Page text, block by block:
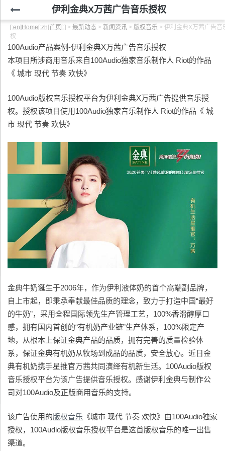
伊利金典X万茜广告音乐授权
[:en]Home[:zh]首页[:] > 最新动态 > 新闻资讯 > 版权音乐 > 伊利金典X万茜广告音
权
100Audio产品案例-伊利金典X万茜广告音乐授权
本项目所涉商用音乐来自100Audio独家音乐制作人 Riot的作品
《 城市 现代 节奏 欢快》
100Audio版权音乐授权平台为伊利金典X万茜广告提供音乐授
权。授权该项目使用100Audio独家音乐制作人 Riot的作品《 城
市 现代 节奏 欢快》
金典牛奶诞生于2006年，作为伊利液体奶的首个高端副品牌，
自上市起，即秉承奉献最佳品质的理念，致力于打造中国“最好
的牛奶”，采用全程国际领先生产管理工艺，100%香滑醇厚口
感，拥有国内首创的“有机奶产业链”生产体系，100%限定产
地，从根本上保证金典产品的品质，拥有完善的质量检验体
系，保证金典有机奶从牧场到成品的品质，安全放心。近日金
典有机奶携手星推官万茜共同演绎有机新生活。100Audio版权
音乐授权平台为该广告提供音乐授权。感谢伊利金典与制作公
司对100Audio及正版商用音乐的支持。
该广告使用的版权音乐 《城市 现代 节奏 欢快》由100Audio独家
授权，100Audio版权音乐授权平台是这首版权音乐的唯一出售
渠道。